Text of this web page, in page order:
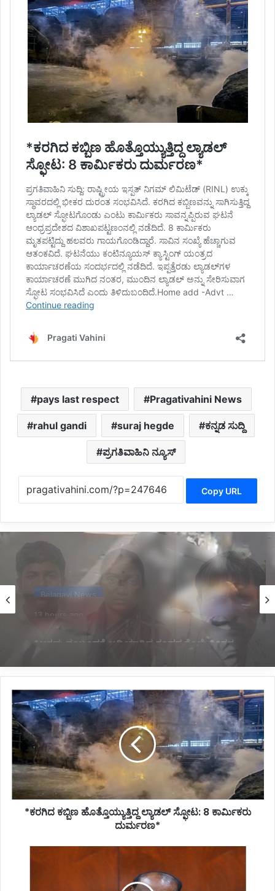
pays last respect Pragativahini News
rahul gandi suraj hegde ಕನ್ನಡ ಸುದ್ದಿ
ಪ್ರಗತಿವಾಹಿನಿ ನ್ಯೂಸ್
Copy URL
Belagavi News
14 hours ago
*ನಿಂತಿದ್ದ ಟ್ರಕ್‌ಗೆ ಬೈಕ್ ಡಿಕ್ಕಿ; ಸವಾರ ಸಾವು*
*ಕರಗಿದ
ಕಬ್ಬಿಣ
ಹೊತ್ತೊಯ್ಯುತ್ತಿದ್ದ
ಲ್ಯಾಡಲ್
ಸ್ಫೋಟ:
ಕಾರ್ಮಿಕರು
ದುರ್ಮರಣ*
*ಕರಗಿದ ಕಬ್ಬಿಣ ಹೊತ್ತೊಯ್ಯುತ್ತಿದ್ದ ಲ್ಯಾಡಲ್ ಸ್ಫೋಟ: 8 ಕಾರ್ಮಿಕರು
ದುರ್ಮರಣ*
ರಾಜ್ಯಸಭಾ